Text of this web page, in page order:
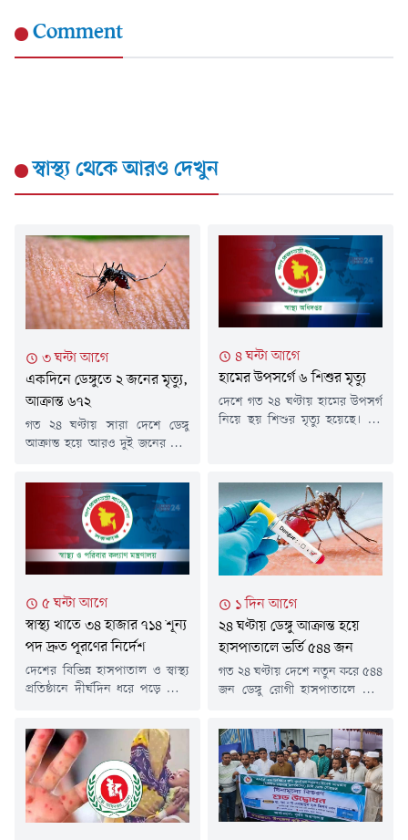
Comment
স্বাস্থ্যথেকে আরও দেখুন
৩ ঘন্টা আগে
একদিনে ডেঙ্গুতে ২ জনের মৃত্যু,
আক্রান্ত ৬৭২
গত ২৪ ঘণ্টায় সারা দেশে ডেঙ্গু
আক্রান্ত হয়ে আরও দুই জনের মৃত্যু
আক্রান্ত হয়ে হাসপাতালে ভর্তি
হয়েছেন ৬৭২ জন।রবিবার (৯
আগস্ট) স্বাস্থ্য অধিদপ্তর থেকে
পাঠানো ডেঙ্গু বিষয়ক এক সংবাদ
বিজ্ঞপ্তিতে এ তথ্য জানানো হয়।
এতে বলা হয়, গত ২৪ ঘণ্টায়
বরিশাল বিভাগে...
৪ ঘন্টা আগে
হামের উপসর্গে ৬ শিশুর মৃত্যু
দেশে গত ২৪ ঘণ্টায় হামের উপসর্গ
নিয়ে ছয় শিশুর মৃত্যু হয়েছে। এই
স্বাস্থ্য অধিদপ্তরের হাম-বিষয়ক
হালনাগাদ প্রতিবেদনে এ তথ্য
জানানো হয়।বিজ্ঞপ্তিতে জানানো
হয়, গত ২৪ ঘণ্টায় দেশে হামের
উপসর্গ নিয়ে আরও ৬ শিশুর মৃত্যু
৫ ঘন্টা আগে
স্বাস্থ্য খাতে ৩৪ হাজার ৭১৪ শূন্য
পদ দ্রুত পূরণের নির্দেশ
দেশের বিভিন্ন হাসপাতাল ও স্বাস্থ্য
প্রতিষ্ঠানে দীর্ঘদিন ধরে পড়ে থাকা
পূরণের নির্দেশ দিয়েছে স্বাস্থ্য ও
পরিবার কল্যাণ মন্ত্রণালয়ের স্বাস্থ্য
সেবা বিভাগ। জনস্বার্থে এসব পদে
দ্রুত নিয়োগের প্রয়োজনীয় ব্যবস্থা
নিতে স্বাস্থ্য অধিদপ্তরের
মহাপরিচালককে নির্দেশ দেওয়া
১ দিন আগে
২৪ ঘণ্টায় ডেঙ্গু আক্রান্ত হয়ে
হাসপাতালে ভর্তি ৫৪৪ জন
গত ২৪ ঘণ্টায় দেশে নতুন করে ৫৪৪
জন ডেঙ্গু রোগী হাসপাতালে ভর্তি
আক্রান্ত হয়ে কারও মৃত্যুর খবর
পাওয়া যায়নি।শনিবার (৮ আগস্ট)
স্বাস্থ্য অধিদফতরের হেলথ
ইমার্জেন্সি অপারেশন সেন্টার ও
কন্ট্রোলরুমের প্রকাশিত ডেঙ্গুবিষয়ক
বিজ্ঞপ্তিতে এসব তথ্য জানানো হয়।